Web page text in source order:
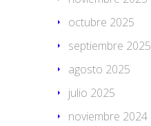
octubre 2025
septiembre 2025
agosto 2025
julio 2025
noviembre 2024